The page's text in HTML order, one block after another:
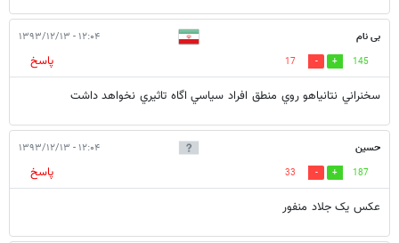
بی نام ۱۲:۰۴ - ۱۳۹۳/۱۲/۱۳
145
17
پاسخ
سخنراني نتانياهو روي منطق افراد سياسي اگاه تاثيري نخواهد داشت
حسین ۱۲:۰۴ - ۱۳۹۳/۱۲/۱۳
187
33
پاسخ
عکس یک جلاد منفور